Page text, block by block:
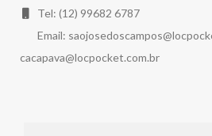
Tel: (12) 99682 6787
Email:
cacapava@locpocket.com.br